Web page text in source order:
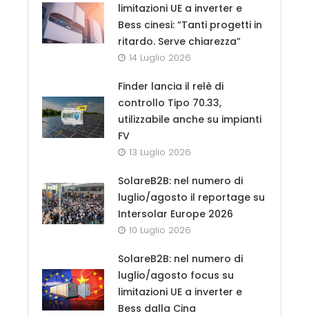
limitazioni UE a inverter e
Bess cinesi: “Tanti progetti in
ritardo. Serve chiarezza”
14 Luglio 2026
Finder lancia il relè di
controllo Tipo 70.33,
utilizzabile anche su impianti
FV
13 Luglio 2026
SolareB2B: nel numero di
luglio/agosto il reportage su
Intersolar Europe 2026
10 Luglio 2026
SolareB2B: nel numero di
luglio/agosto focus su
limitazioni UE a inverter e
Bess dalla Cina